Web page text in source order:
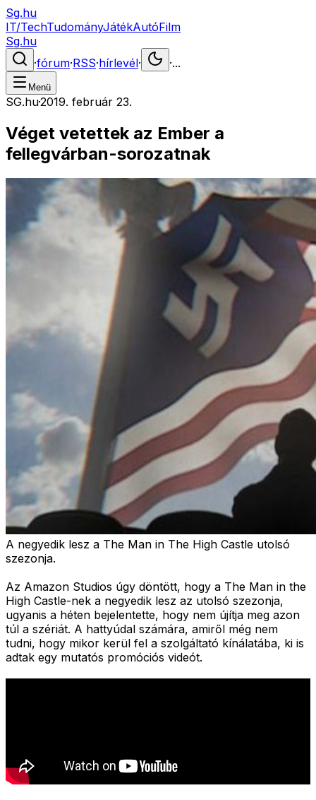
Sg.hu
IT/TechTudományJátékAutóFilm
Sg.hu
·fórum·RSS·hírlevél· ·...
Menü
SG.hu·2019. február 23.
Véget vetettek az Ember a
fellegvárban-sorozatnak
A negyedik lesz a The Man in The High Castle utolsó
szezonja.
Az Amazon Studios úgy döntött, hogy a The Man in the
High Castle-nek a negyedik lesz az utolsó szezonja,
ugyanis a héten bejelentette, hogy nem újítja meg azon
túl a szériát. A hattyúdal számára, amiről még nem
tudni, hogy mikor kerül fel a szolgáltató kínálatába, ki is
adtak egy mutatós promóciós videót.